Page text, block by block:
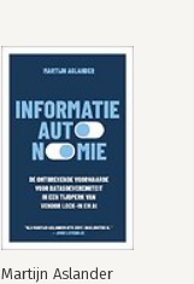
Martijn Aslander